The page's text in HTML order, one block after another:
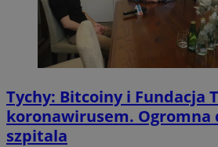
Tychy: Bitcoiny i Fundacja
koronawirusem. Ogromna
szpitala